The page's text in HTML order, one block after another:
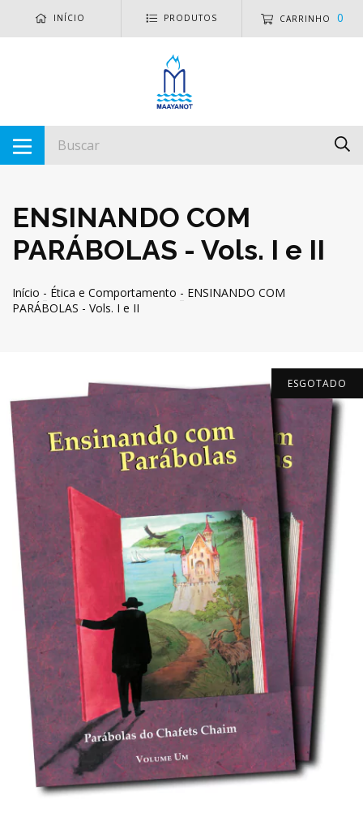
INÍCIO PRODUTOS CARRINHO 0
ENSINANDO COM
PARÁBOLAS - Vols. I e II
Início - Ética e Comportamento - ENSINANDO COM
PARÁBOLAS - Vols. I e II
ESGOTADO